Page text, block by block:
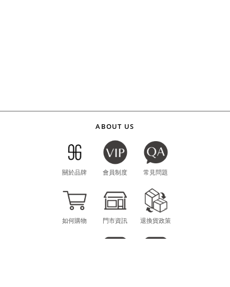
ABOUT US
關於品牌 會員制度 常見問題
如何購物 門市資訊 退換貨政策